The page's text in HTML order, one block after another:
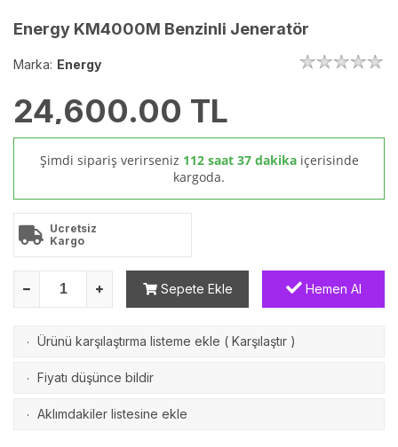
Energy KM4000M Benzinli Jeneratör
Marka: Energy
24,600.00 TL
Şimdi sipariş verirseniz 112 saat 37 dakika içerisinde
kargoda.
Ücretsiz
Kargo
Sepete Ekle Hemen Al
· Ürünü karşılaştırma listeme ekle ( Karşılaştır )
· Fiyatı düşünce bildir
· Aklımdakiler listesine ekle